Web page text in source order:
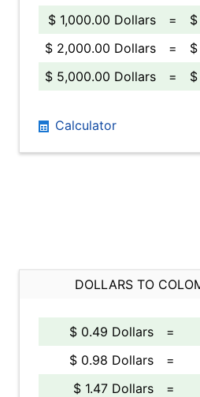
$ 1,000.00 Dollars
=
$ 2,000.00 Dollars
=
$ 5,000.00 Dollars
=
Calculator
DOLLARS TO
$ 0.49 Dollars =
$ 0.98 Dollars
=
$ 1.47 Dollars
=